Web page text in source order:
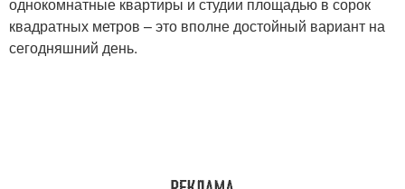
квадратных метров – это вполне достойный вариант на
сегодняшний день.